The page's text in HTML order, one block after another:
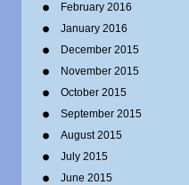
February 2016
January 2016
December 2015
November 2015
October 2015
September 2015
August 2015
July 2015
June 2015